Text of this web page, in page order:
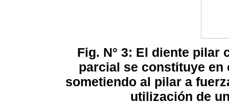
Fig. N° 3: El diente pilar
parcial se constituye en
sometiendo al pilar a
utilización de